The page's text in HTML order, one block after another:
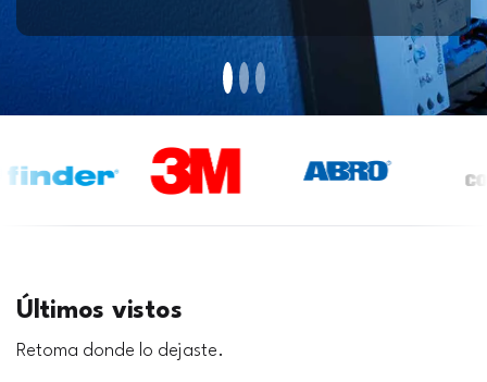
Últimos vistos
Retoma donde lo dejaste.